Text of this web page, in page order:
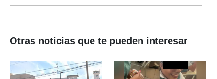
Otras noticias que te pueden interesar